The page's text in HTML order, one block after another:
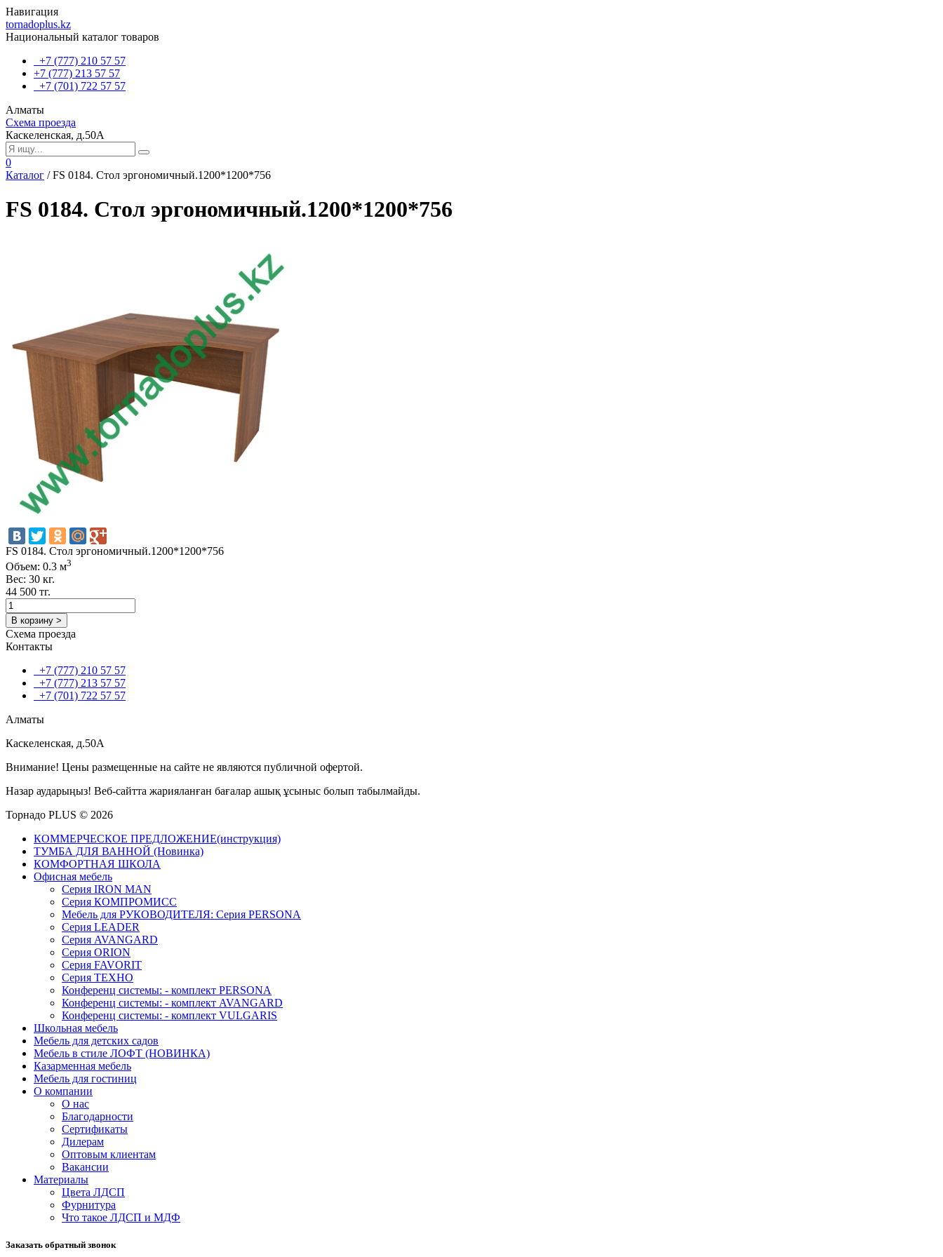
Навигация
tornadoplus.kz
Национальный каталог товаров
+7 (777) 210 57 57
+7 (777) 213 57 57
+7 (701) 722 57 57
Алматы
Схема проезда
Каскеленская, д.50А
0
Каталог /FS 0184. Стол эргономичный.1200*1200*756
FS 0184. Стол эргономичный.1200*1200*756
FS 0184. Стол эргономичный.1200*1200*756
Объем: 0.3 м3
Вес: 30 кг.
44 500 тг.
В корзину >
Схема проезда
Контакты
+7 (777) 210 57 57
+7 (777) 213 57 57
+7 (701) 722 57 57
Алматы
Каскеленская, д.50А
Внимание! Цены размещенные на сайте не являются публичной офертой.
Назар аударыңыз! Веб-сайтта жарияланған бағалар ашық ұсыныс болып табылмайды.
Торнадо PLUS © 2026
КОММЕРЧЕСКОЕ ПРЕДЛОЖЕНИЕ(инструкция)
ТУМБА ДЛЯ ВАННОЙ (Новинка)
КОМФОРТНАЯ ШКОЛА
Офисная мебель
Серия IRON MAN
Серия КОМПРОМИСС
Мебель для РУКОВОДИТЕЛЯ: Серия PERSONA
Серия LEADER
Серия AVANGARD
Серия ORION
Серия FAVORIT
Серия ТЕХНО
Конференц системы: - комплект PERSONA
Конференц системы: - комплект AVANGARD
Конференц системы: - комплект VULGARIS
Школьная мебель
Мебель для детских садов
Мебель в стиле ЛОФТ (НОВИНКА)
Казарменная мебель
Мебель для гостиниц
О компании
О нас
Благодарности
Сертификаты
Дилерам
Оптовым клиентам
Вакансии
Материалы
Цвета ЛДСП
Фурнитура
Что такое ЛДСП и МДФ
Заказать обратный звонок